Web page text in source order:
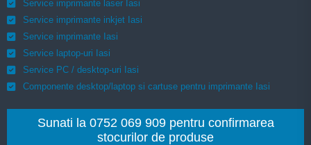
Service imprimante laser Iasi
Service imprimante inkjet Iasi
Service imprimante Iasi
Service laptop-uri Iasi
Service PC / desktop-uri Iasi
Componente desktop/laptop si cartuse pentru imprimante Iasi
Sunati la 0752 069 909 pentru confirmarea
stocurilor de produse